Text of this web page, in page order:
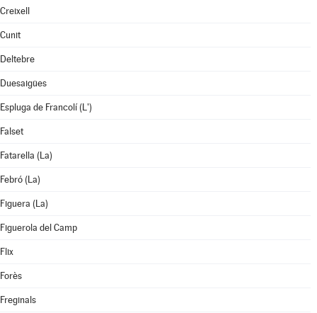
Creixell
Cunit
Deltebre
Duesaigües
Espluga de Francolí (L')
Falset
Fatarella (La)
Febró (La)
Figuera (La)
Figuerola del Camp
Flix
Forès
Freginals